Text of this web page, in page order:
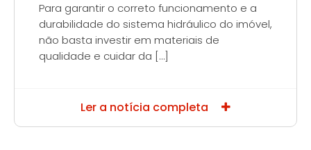
Para garantir o correto funcionamento e a
durabilidade do sistema hidráulico do imóvel,
não basta investir em materiais de
qualidade e cuidar da […]
Ler a notícia completa